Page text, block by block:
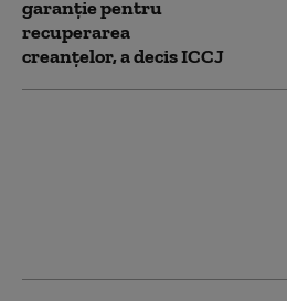
garanţie pentru
recuperarea
creanţelor, a decis ICCJ